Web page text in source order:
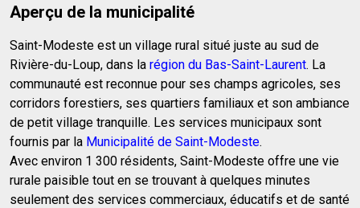
Aperçu de la municipalité
Saint-Modeste est un village rural situé juste au sud de
Rivière-du-Loup, dans la région du Bas-Saint-Laurent. La
communauté est reconnue pour ses champs agricoles, ses
corridors forestiers, ses quartiers familiaux et son ambiance
de petit village tranquille. Les services municipaux sont
fournis par la Municipalité de Saint-Modeste.
Avec environ 1 300 résidents, Saint-Modeste offre une vie
rurale paisible tout en se trouvant à quelques minutes
seulement des services commerciaux, éducatifs et de santé